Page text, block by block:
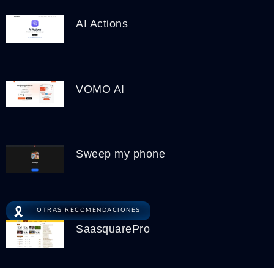
AI Actions
VOMO AI
Sweep my phone
🎗️ OTRAS RECOMENDACIONES
SaasquarePro